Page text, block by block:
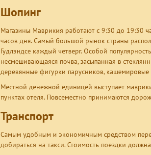
Шопинг
Магазины Маврикия работают с 9:30 до 19:30
часов дня. Самый большой рынок страны
Гудлэндсе каждый четверг. Особой
несмешивающаяся почва, засыпанная в
деревянные фигурки парусников,
Местной денежной единицей выступает
пунктах отеля. Повсеместно принимаются
Транспорт
Самым удобным и экономичным средством
добираться на такси. Стоимость поездки